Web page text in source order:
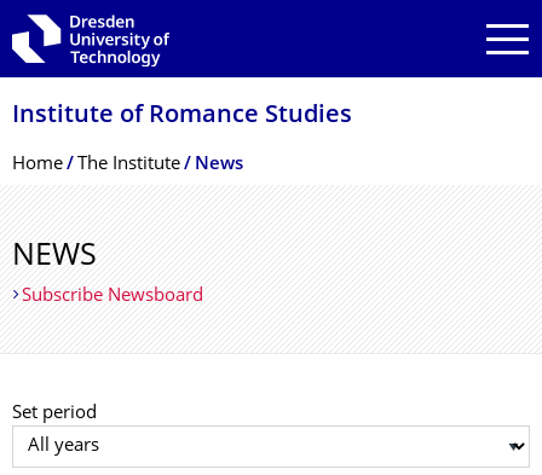
Skip to main navigation
Skip to search
Skip to content
Institute of Romance Studies
Breadcrumb Menu
Home The Institute News
NEWS
Subscribe Newsboard
Set period
Select year